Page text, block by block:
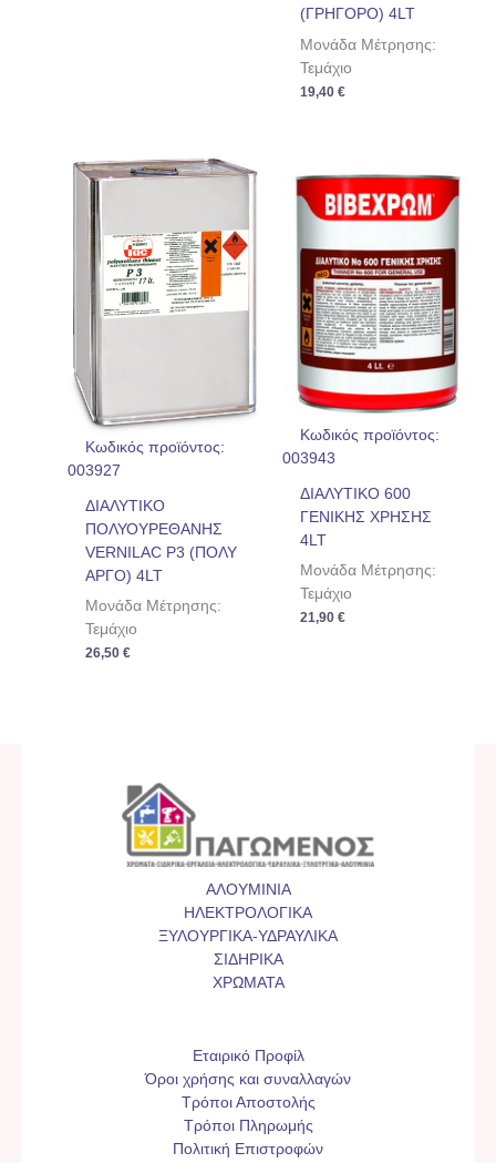
(ΓΡΗΓΟΡΟ) 4LT
Μονάδα Μέτρησης:
Τεμάχιο
19,40 €
Κωδικός προϊόντος:
003927
ΔΙΑΛΥΤΙΚΟ
ΠΟΛΥΟΥΡΕΘΑΝΗΣ
VERNILAC P3 (ΠΟΛΥ
ΑΡΓΟ) 4LT
Μονάδα Μέτρησης:
Τεμάχιο
26,50€
Κωδικός προϊόντος:
003943
ΔΙΑΛΥΤΙΚΟ 600
ΓΕΝΙΚΗΣ ΧΡΗΣΗΣ
4LT
Μονάδα Μέτρησης:
Τεμάχιο
21,90 €
ΑΛΟΥΜΙΝΙΑ
ΗΛΕΚΤΡΟΛΟΓΙΚΑ
ΞΥΛΟΥΡΓΙΚΑ-ΥΔΡΑΥΛΙΚΑ
ΣΙΔΗΡΙΚΑ
ΧΡΩΜΑΤΑ
Εταιρικό Προφίλ
Όροι χρήσης και συναλλαγών
Τρόποι Αποστολής
Τρόποι Πληρωμής
Πολιτική Επιστροφών